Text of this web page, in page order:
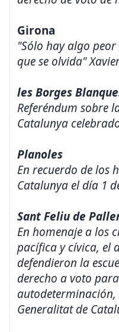
Girona
"Sólo hay algo
que se olvida"
les Borges
Referéndum sobre
Catalunya
Planoles
En recuerdo de los
Catalunya el día 1
Sant Feliu de
En homenaje a los
pacífica y cívica, el
defendieron la
derecho a voto
Generalitat de